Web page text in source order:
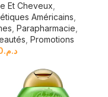
Et Cheveux
Américains
Parapharmacie
Promotions
د.م.